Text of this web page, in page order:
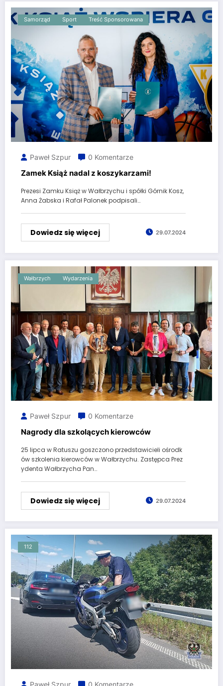
Samorząd Sport Treść Sponsorowana
Paweł Szpur 0 Komentarze
Zamek Książ nadal z koszykarzami!
Prezesi Zamku Książ w Wałbrzychu i spółki Górnik Kosz,
Anna Żabska i Rafał Palonek podpisali…
Dowiedz się więcej 29.07.2024
Wałbrzych Wydarzenia
Paweł Szpur 0 Komentarze
Nagrody dla szkolących kierowców
25 lipca w Ratuszu goszczono przedstawicieli ośrodk
ów szkolenia kierowców w Wałbrzychu. Zastępca Prez
ydenta Wałbrzycha Pan…
Dowiedz się więcej 29.07.2024
112
Paweł Szpur 0 Komentarze